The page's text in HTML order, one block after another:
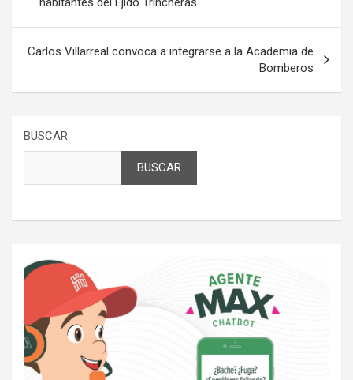
entradas
Carlos Villarreal convoca a integrarse a la Academia de
Bomberos
BUSCAR
BUSCAR